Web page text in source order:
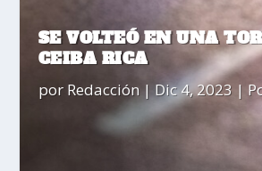
SE VOLTEÓ EN UNA
CEIBA RICA
por Redacción|Dic 4, 2023 |